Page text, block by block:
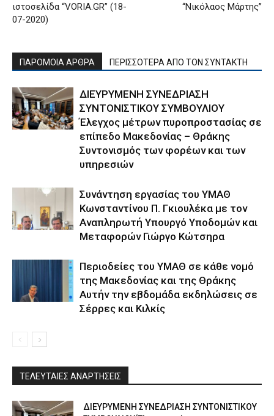
ιστοσελίδα “VORIA.GR” (18-
07-2020)
“Νικόλαος Μάρτης”
ΠΑΡΟΜΟΙΑ ΑΡΘΡΑ ΠΕΡΙΣΣΟΤΕΡΑ ΑΠΟ ΤΟΝ ΣΥΝΤΑΚΤΗ
ΔΙΕΥΡΥΜΕΝΗ ΣΥΝΕΔΡΙΑΣΗ
ΣΥΝΤΟΝΙΣΤΙΚΟΥ ΣΥΜΒΟΥΛΙΟΥ
Έλεγχος μέτρων πυροπροστασίας σε
επίπεδο Μακεδονίας – Θράκης
Συντονισμός των φορέων και των
υπηρεσιών
Συνάντηση εργασίας του ΥΜΑΘ
Κωνσταντίνου Π. Γκιουλέκα με τον
Αναπληρωτή Υπουργό Υποδομών και
Μεταφορών Γιώργο Κώτσηρα
Περιοδείες του ΥΜΑΘ σε κάθε νομό
της Μακεδονίας και της Θράκης
Αυτήν την εβδομάδα εκδηλώσεις σε
Σέρρες και Κιλκίς
ΤΕΛΕΥΤΑΙΕΣ ΑΝΑΡΤΗΣΕΙΣ
ΔΙΕΥΡΥΜΕΝΗ ΣΥΝΕΔΡΙΑΣΗ ΣΥΝΤΟΝΙΣΤΙΚΟΥ